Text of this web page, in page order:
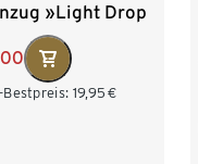
»Light Drop
blau
Bestpreis: 19,95 €